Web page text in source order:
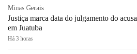
Minas Gerais
Justiça marca data do julgamento do
em Juatuba
Há 3 horas